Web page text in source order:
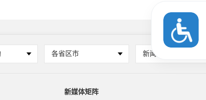
各省区市 新闻媒体
新媒体矩阵